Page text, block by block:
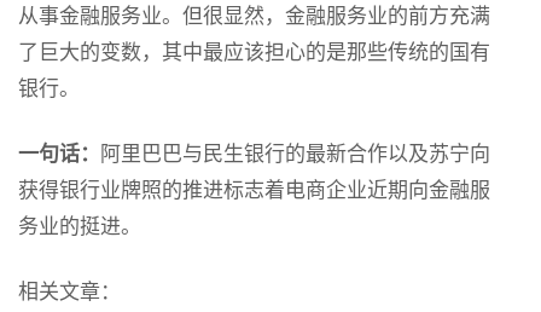
从事金融服务业。但很显然，金融服务业的前方充满
了巨大的变数，其中最应该担心的是那些传统的国有
银行。
一句话： 阿里巴巴与民生银行的最新合作以及苏宁向
获得银行业牌照的推进标志着电商企业近期向金融服
务业的挺进。
相关文章：